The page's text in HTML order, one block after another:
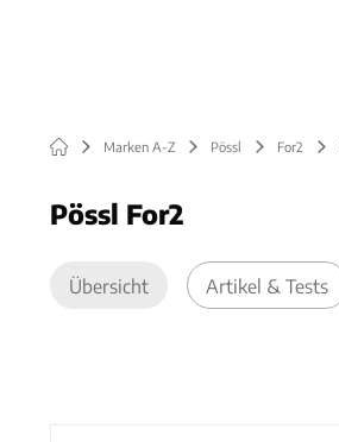
Marken A-Z Pössl For2
Pössl For2
Übersicht Artikel & Tests